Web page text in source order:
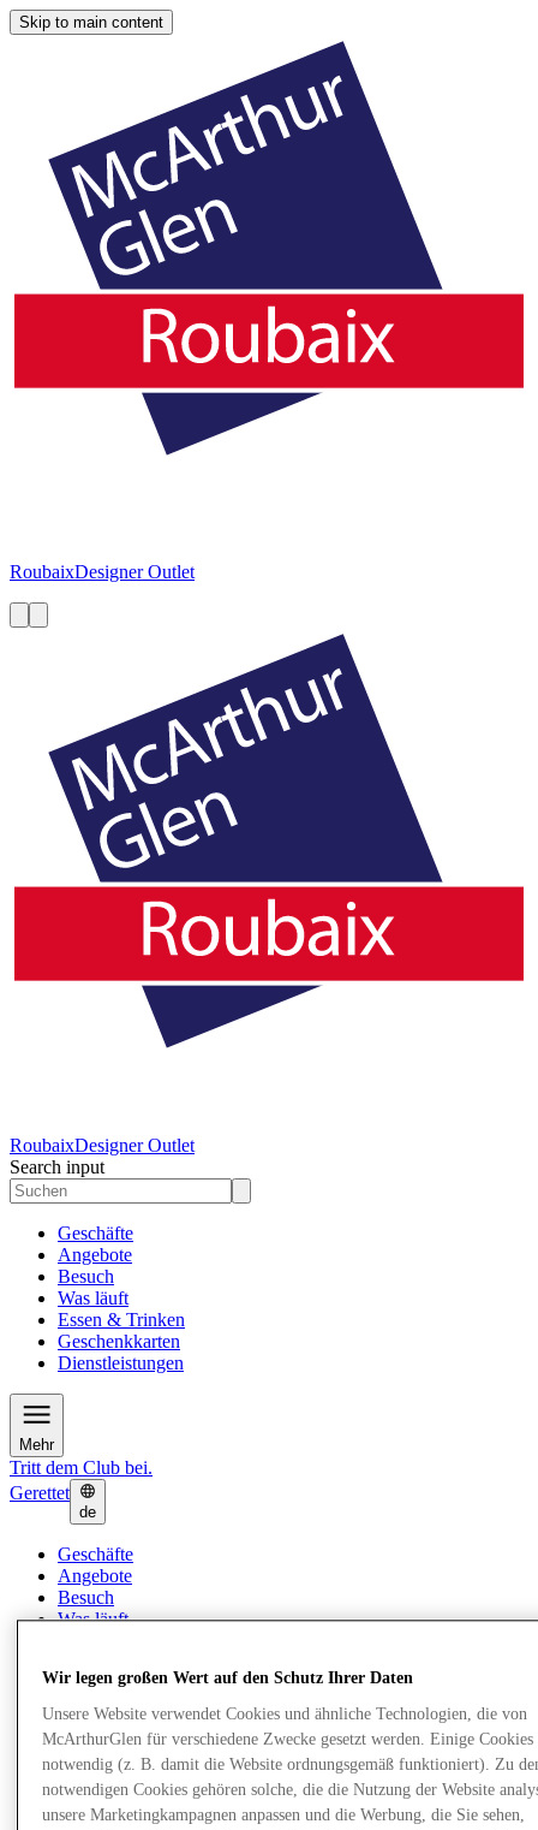
Skip to main content
RoubaixDesigner Outlet
RoubaixDesigner Outlet
Search input
Geschäfte
Angebote
Besuch
Was läuft
Essen & Trinken
Geschenkkarten
Dienstleistungen
Mehr
Tritt dem Club bei.
Gerettet
de
Geschäfte
Angebote
Besuch
Was läuft
Dienstleistungen
Mehr
Wir legen großen Wert auf den Schutz Ihrer Daten
Unsere Website verwendet Cookies und ähnliche Technologien, die von
McArthurGlen für verschiedene Zwecke gesetzt werden. Einige Cookies
notwendig (z. B. damit die Website ordnungsgemäß funktioniert). Zu
notwendigen Cookies gehören solche, die die Nutzung der Website
unsere Marketingkampagnen anpassen und die Werbung, die Sie sehen,